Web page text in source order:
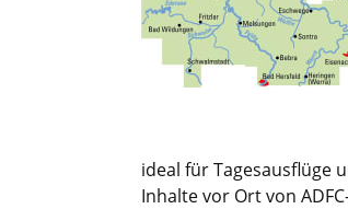
ideal für Tagesausflüge
Inhalte vor Ort von